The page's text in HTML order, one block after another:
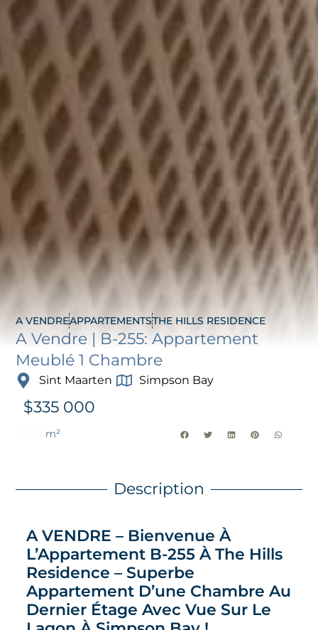
m²
$335 000
Sint Maarten Simpson Bay
A Vendre | B-255: Appartement
Meublé 1 Chambre
A VENDREAPPARTEMENTSTHE HILLS RESIDENCE
Description
A VENDRE – Bienvenue À
L’Appartement B-255 À The Hills
Residence – Superbe
Appartement D’une Chambre Au
Dernier Étage Avec Vue Sur Le